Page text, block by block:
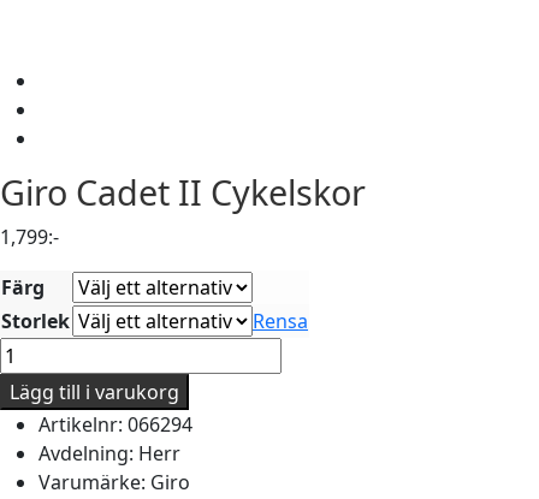
Giro Cadet II Cykelskor
1,799:-
Färg
Storlek
Rensa
Giro
Cadet
II
Cykelskor
mängd
Lägg till i varukorg
Artikelnr: 066294
Avdelning: Herr
Varumärke: Giro